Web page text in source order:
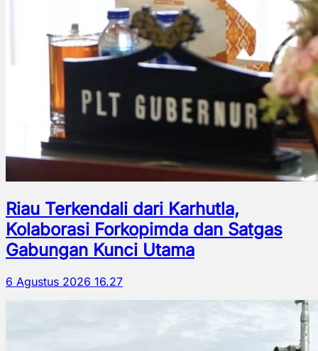
Riau Terkendali dari Karhutla,
Kolaborasi Forkopimda dan Satgas
Gabungan Kunci Utama
6 Agustus 2026 16.27